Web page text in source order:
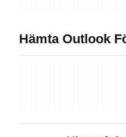
Hämta Outlook